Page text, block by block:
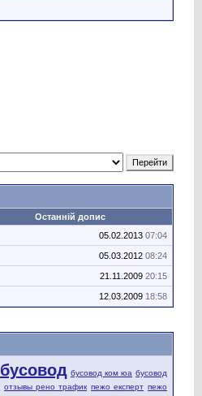
Останній допис
05.02.2013 07:04
05.03.2012 08:24
21.11.2009 20:15
12.03.2009 18:58
бусовод бусовод ком юа бусовод
отзывы рено трафик пежо експерт пежо